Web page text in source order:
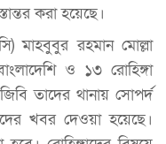
করা হয়েছে।
মাহবুবুর রহমান মোল্লা
ও ১৩ রোহিঙ্গা
তাদের থানায় সোপর্দ
খবর দেওয়া হয়েছে।